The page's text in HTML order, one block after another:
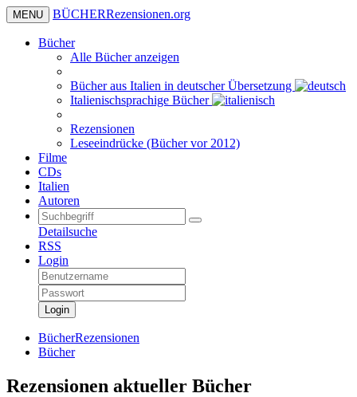
MENU BÜCHERRezensionen.org
Bücher
Alle Bücher anzeigen
Bücher aus Italien in deutscher Übersetzung
Italienischsprachige Bücher
Rezensionen
Leseeindrücke (Bücher vor 2012)
Filme
CDs
Italien
Autoren
Detailsuche
RSS
Login
Login
BücherRezensionen
Bücher
Rezensionen aktueller Bücher